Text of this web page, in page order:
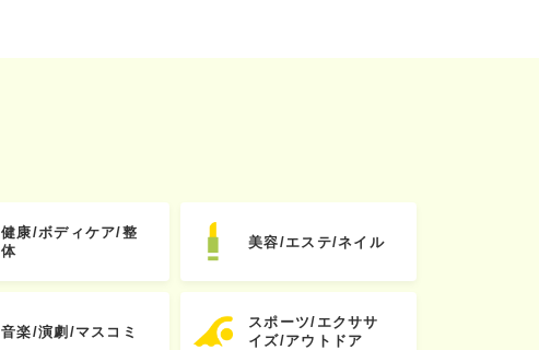
健康/ボディケア/整
体
美容/エステ/ネイル
音楽/演劇/マスコミ
スポーツ/エクササ
イズ/アウトドア